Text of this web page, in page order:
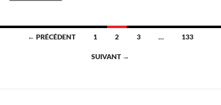
Navigation
← PRÉCÉDENT 1 2 3 … 133
SUIVANT →